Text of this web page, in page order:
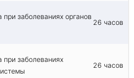
при заболеваниях органов
26 часов
при заболеваниях
26 часов